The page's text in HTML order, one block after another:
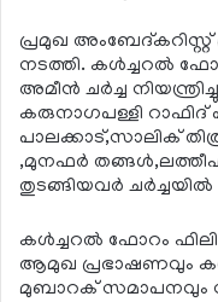
പ്രമുഖ
നടത്തി. കള്‍ച്ചറല്‍
അമീന്‍ ചര്‍ച്ച
കരുനാഗപള്ളി റാഫിദ്
പാലക്കാട്,സാലിക്
,മുനഫര്‍
തുടങ്ങിയവര്‍ ചര്‍ച്ചയില്‍
കള്‍ച്ചറല്‍ ഫോറം
ആമുഖ പ്രഭാഷണവും
മുബാറക് സമാപനവും